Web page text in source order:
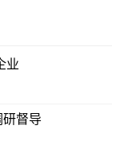
业
研督导